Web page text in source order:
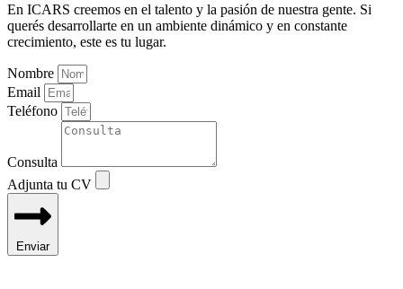
En ICARS creemos en el talento y la pasión de nuestra gente. Si
querés desarrollarte en un ambiente dinámico y en constante
crecimiento, este es tu lugar.
Nombre
Email
Teléfono
Consulta
Adjunta tu CV
Enviar